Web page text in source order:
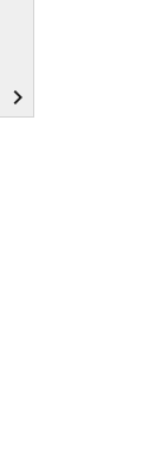
navigate_next